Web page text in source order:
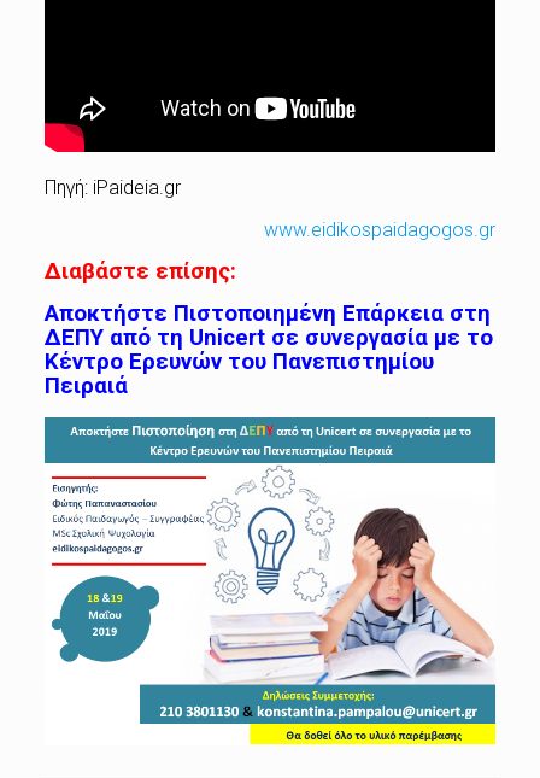
Πηγή: iPaideia.gr
www.eidikospaidagogos.gr
Διαβάστε επίσης:
Αποκτήστε Πιστοποιημένη Επάρκεια στη
ΔΕΠΥ από τη Unicert σε συνεργασία με το
Κέντρο Ερευνών του Πανεπιστημίου
Πειραιά